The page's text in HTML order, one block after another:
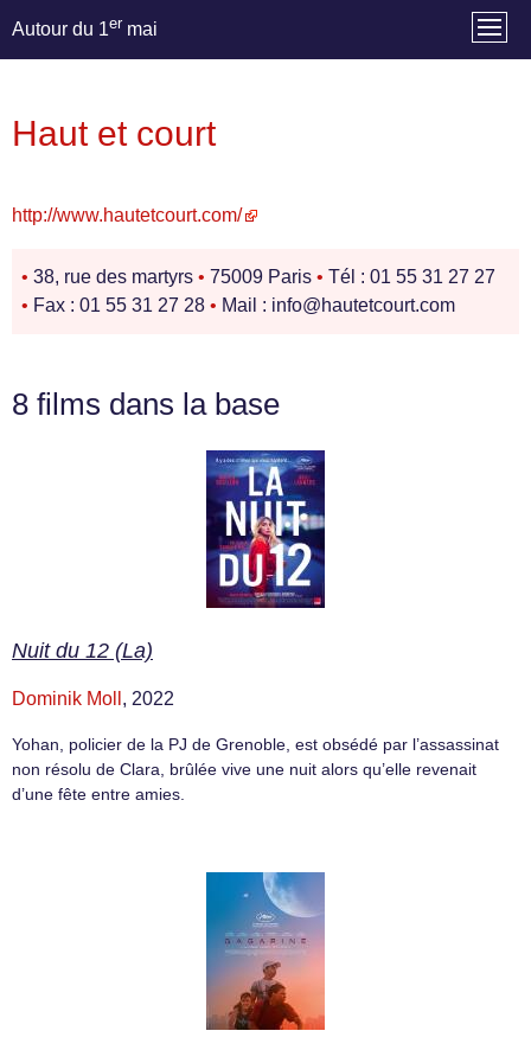
Autour du 1er mai
Haut et court
http://www.hautetcourt.com/
• 38, rue des martyrs • 75009 Paris • Tél : 01 55 31 27 27
• Fax : 01 55 31 27 28 • Mail : info@hautetcourt.com
8 films dans la base
Nuit du 12 (La)
Dominik Moll , 2022
Yohan, policier de la PJ de Grenoble, est obsédé par l’assassinat
non résolu de Clara, brûlée vive une nuit alors qu’elle revenait
d’une fête entre amies.